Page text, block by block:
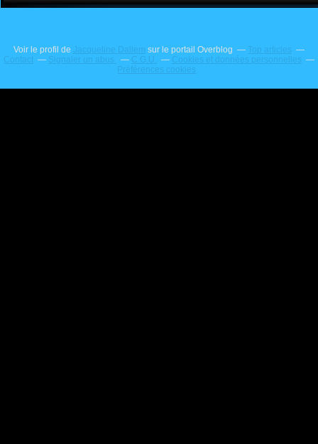
Voir le profil de Jacqueline Dallem sur le portail Overblog
Top articles
Contact
Signaler un abus C.G.U.
Cookies et données personnelles
Préférences cookies